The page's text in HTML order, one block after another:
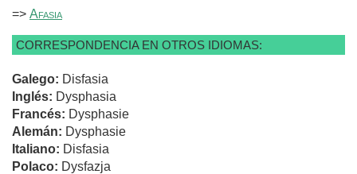
=> Afasia
CORRESPONDENCIA EN OTROS IDIOMAS:
Galego: Disfasia
Inglés: Dysphasia
Francés: Dysphasie
Alemán: Dysphasie
Italiano: Disfasia
Polaco: Dysfazja